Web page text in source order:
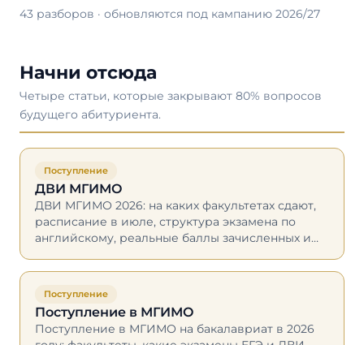
43 разборов · обновляются под кампанию 2026/27
Начни отсюда
Четыре статьи, которые закрывают 80% вопросов
будущего абитуриента.
Поступление
ДВИ МГИМО
ДВИ МГИМО 2026: на каких факультетах сдают,
расписание в июле, структура экзамена по
английскому, реальные баллы зачисленных и
Поступление
Поступление в МГИМО
Поступление в МГИМО на бакалавриат в 2026